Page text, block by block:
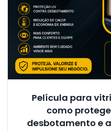
Película para
como
desbotamento e